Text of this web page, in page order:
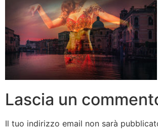
Lascia un
Il tuo indirizzo email non sarà